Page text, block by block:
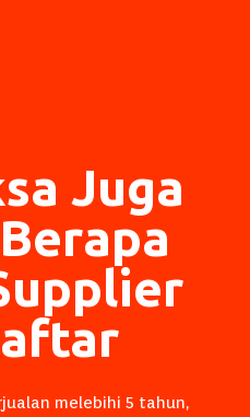
Juga
melebihi 5 tahun,